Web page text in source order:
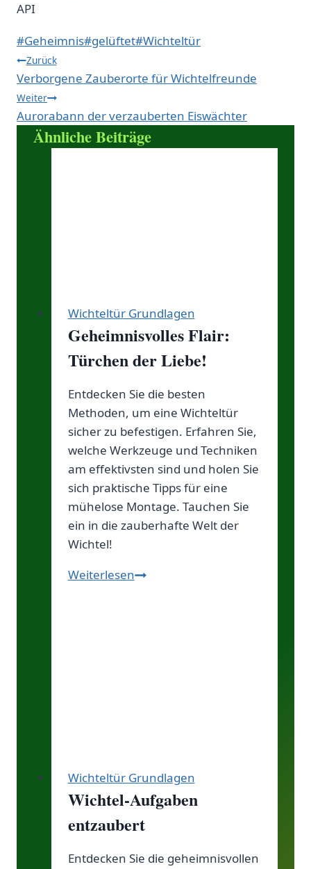
API
Schlagworte:
#Geheimnis#gelüftet#Wichteltür
Beitragsnavigation
Zurück
Verborgene Zauberorte für Wichtelfreunde
Weiter
Aurorabann der verzauberten Eiswächter
Ähnliche Beiträge
Wichteltür Grundlagen
Geheimnisvolles Flair:
Türchen der Liebe!
Entdecken Sie die besten
Methoden, um eine Wichteltür
sicher zu befestigen. Erfahren Sie,
welche Werkzeuge und Techniken
am effektivsten sind und holen Sie
sich praktische Tipps für eine
mühelose Montage. Tauchen Sie
ein in die zauberhafte Welt der
Wichtel!
WeiterlesenGeheimnisvolles
Wichteltür Grundlagen
Wichtel-Aufgaben
entzaubert
Entdecken Sie die geheimnisvollen